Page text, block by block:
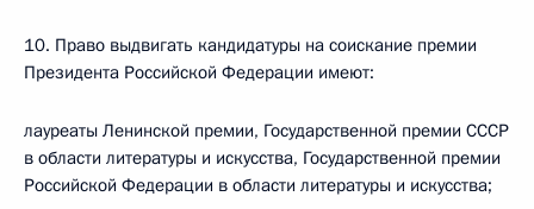
10. Право выдвигать кандидатуры на соискание премии
Президента Российской Федерации имеют:
лауреаты Ленинской премии, Государственной премии СССР
в области литературы и искусства, Государственной премии
Российской Федерации в области литературы и искусства;